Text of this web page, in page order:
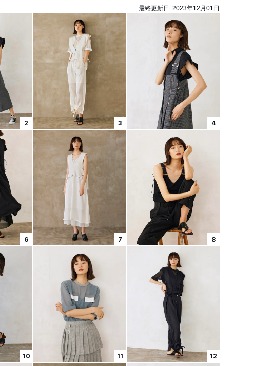
最終更新日: 2023年12月01日
2 3 4
6 7 8
10 11 12